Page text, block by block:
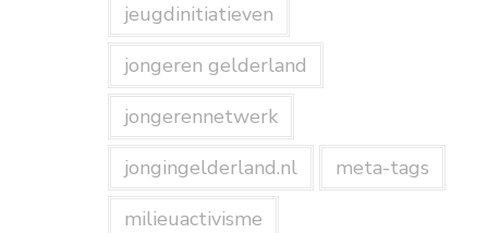
jeugdinitiatieven
jongeren gelderland
jongerennetwerk
jongingelderland.nl
meta-tags
milieuactivisme